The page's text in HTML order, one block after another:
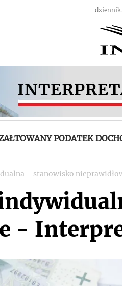
PODATEK
– stanowisko
-